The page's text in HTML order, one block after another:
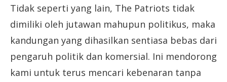
Tidak seperti yang lain, The Patriots tidak
dimiliki oleh jutawan mahupun politikus, maka
kandungan yang dihasilkan sentiasa bebas dari
pengaruh politik dan komersial. Ini mendorong
kami untuk terus mencari kebenaran tanpa